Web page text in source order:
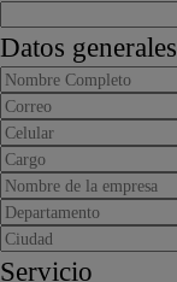
Datos generales
Servicio